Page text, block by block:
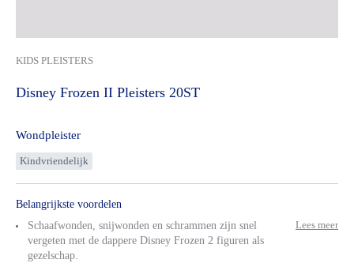
KIDS PLEISTERS
Disney Frozen II Pleisters 20ST
Wondpleister
Kindvriendelijk
Belangrijkste voordelen
Schaafwonden, snijwonden en schrammen zijn snel
vergeten met de dappere Disney Frozen 2 figuren als
gezelschap.
Lees meer